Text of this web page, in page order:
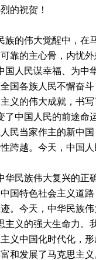
的祝贺！
伟大觉醒中，在
靠的主心骨，内忧
人民谋幸福、为中
国各族人民不懈奋
义的伟大成就，书
中国人民的前途命
民当家作主的新中
跨越。今天，中国
民族伟大复兴的正
国特色社会主义道
。今天，中华民族
义的强大生命力。
义中国化时代化，
和发展了马克思主